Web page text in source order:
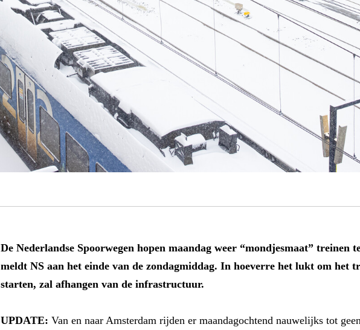
De Nederlandse Spoorwegen hopen maandag weer “mondjesmaat” treinen
meldt NS aan het einde van de zondagmiddag. In hoeverre het lukt om het
starten, zal afhangen van de infrastructuur.
UPDATE: Van en naar Amsterdam rijden er maandagochtend nauwelijks tot